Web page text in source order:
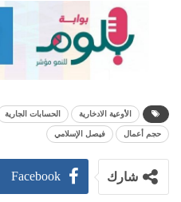
الأوعية الادخارية الحسابات الجارية
حجم أعمال فيصل الإسلامي
شارك Facebook